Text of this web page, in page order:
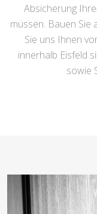
Absicherung
müssen. Bauen Sie
Sie uns Ihnen
innerhalb Eisfeld
sowie